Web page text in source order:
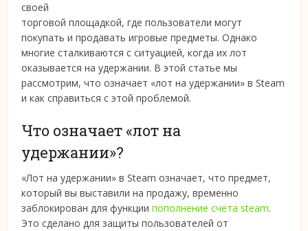
своей
торговой площадкой, где пользователи могут
покупать и продавать игровые предметы. Однако
многие сталкиваются с ситуацией, когда их лот
оказывается на удержании. В этой статье мы
рассмотрим, что означает «лот на удержании» в Steam
и как справиться с этой проблемой.
Что означает «лот на
удержании»?
«Лот на удержании» в Steam означает, что предмет,
который вы выставили на продажу, временно
заблокирован для функциипополнение счета steam.
Это сделано для защиты пользователей от